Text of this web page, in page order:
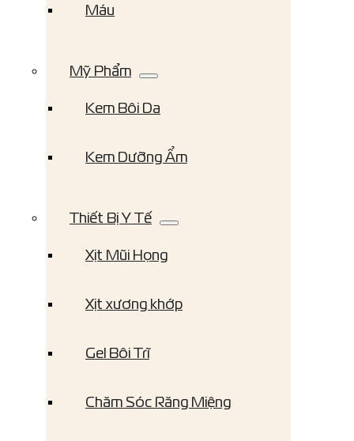
Máu
Mỹ Phẩm
Kem Bôi Da
Kem Dưỡng Ẩm
Thiết Bị Y Tế
Xịt Mũi Họng
Xịt xương khớp
Gel Bôi Trĩ
Chăm Sóc Răng Miệng